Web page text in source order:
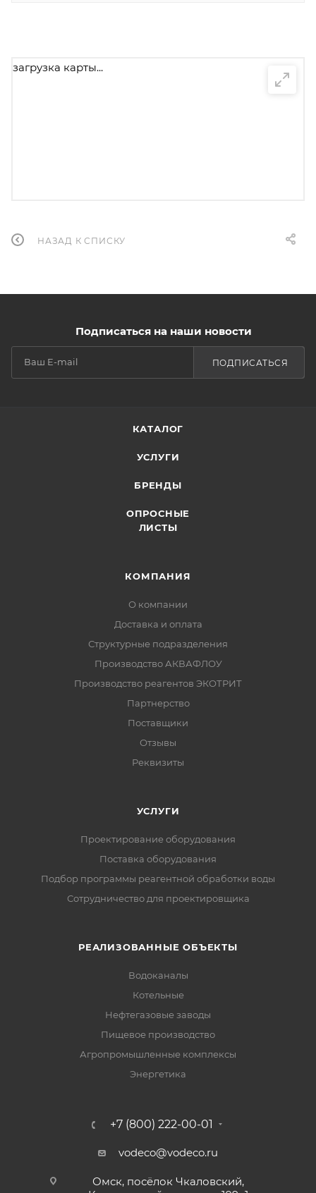
загрузка карты...
НАЗАД К СПИСКУ
Подписаться на наши новости
ПОДПИСАТЬСЯ
КАТАЛОГ
УСЛУГИ
БРЕНДЫ
ОПРОСНЫЕ
ЛИСТЫ
КОМПАНИЯ
О компании
Доставка и оплата
Структурные подразделения
Производство АКВАФЛОУ
Производство реагентов ЭКОТРИТ
Партнерство
Поставщики
Отзывы
Реквизиты
УСЛУГИ
Проектирование оборудования
Поставка оборудования
Подбор программы реагентной обработки воды
Сотрудничество для проектировщика
РЕАЛИЗОВАННЫЕ ОБЪЕКТЫ
Водоканалы
Котельные
Нефтегазовые заводы
Пищевое производство
Агропромышленные комплексы
Энергетика
+7 (800) 222-00-01
vodeco@vodeco.ru
Омск, посёлок Чкаловский,